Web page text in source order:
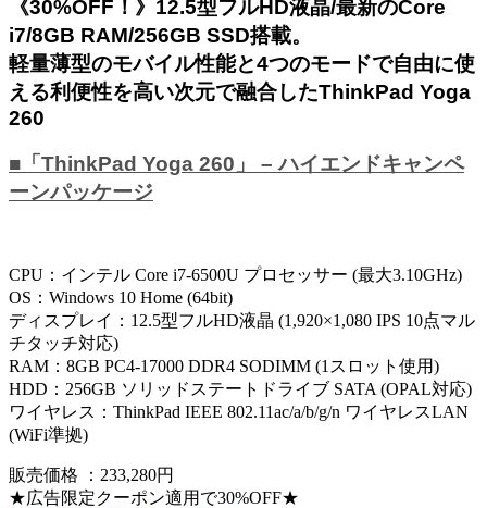
《30%OFF！》12.5型フルHD液晶/最新のCore
i7/8GB RAM/256GB SSD搭載。
軽量薄型のモバイル性能と4つのモードで自由に使
える利便性を高い次元で融合したThinkPad Yoga
260
■「ThinkPad Yoga 260」 – ハイエンドキャンペ
ーンパッケージ
CPU：インテル Core i7-6500U プロセッサー (最大3.10GHz)
OS：Windows 10 Home (64bit)
ディスプレイ：12.5型フルHD液晶 (1,920×1,080 IPS 10点マル
チタッチ対応)
RAM：8GB PC4-17000 DDR4 SODIMM (1スロット使用)
HDD：256GB ソリッドステートドライブ SATA (OPAL対応)
ワイヤレス：ThinkPad IEEE 802.11ac/a/b/g/n ワイヤレスLAN
(WiFi準拠)
販売価格 ：233,280円
★広告限定クーポン適用で30%OFF★